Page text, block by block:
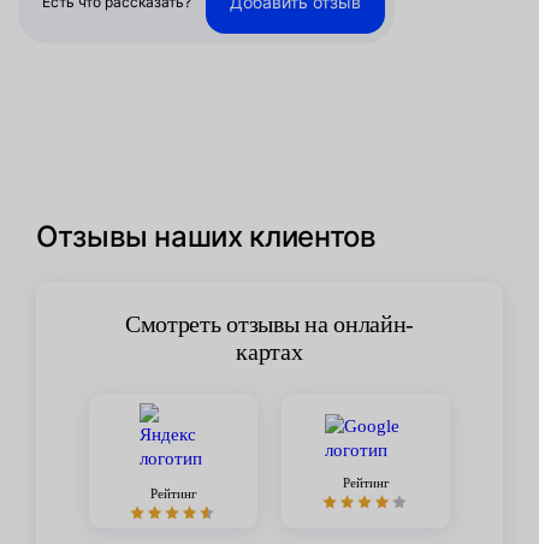
Отзывы наших клиентов
Смотреть отзывы на онлайн-
картах
Рейтинг
Рейтинг